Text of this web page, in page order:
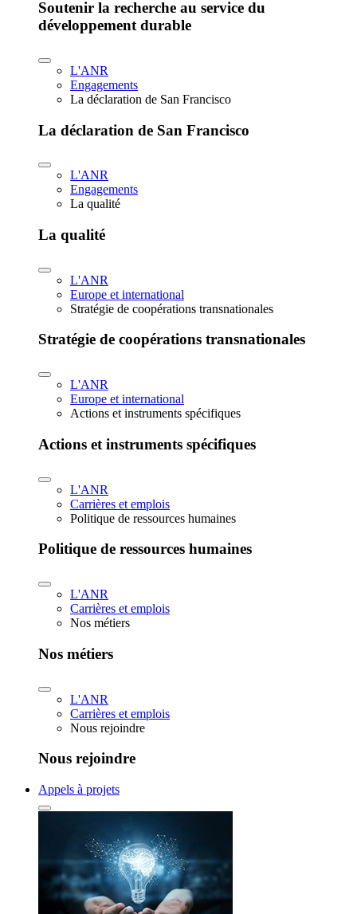
Soutenir la recherche au service du
développement durable
L'ANR
Engagements
La déclaration de San Francisco
La déclaration de San Francisco
L'ANR
Engagements
La qualité
La qualité
L'ANR
Europe et international
Stratégie de coopérations transnationales
Stratégie de coopérations transnationales
L'ANR
Europe et international
Actions et instruments spécifiques
Actions et instruments spécifiques
L'ANR
Carrières et emplois
Politique de ressources humaines
Politique de ressources humaines
L'ANR
Carrières et emplois
Nos métiers
Nos métiers
L'ANR
Carrières et emplois
Nous rejoindre
Nous rejoindre
Appels à projets